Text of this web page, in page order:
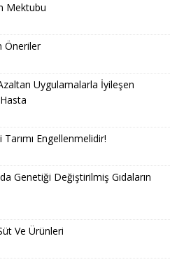
Mektubu
Öneriler
Uygulamalarla İyileşen
Engellenmelidir!
Genetiği Değiştirilmiş Gıdaların
Ve Ürünleri